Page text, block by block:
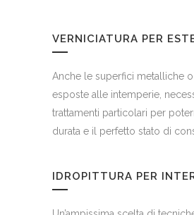
VERNICIATURA PER
Anche le superfici metalliche
esposte alle intemperie,
trattamenti particolari per
durata e il perfetto stato di
IDROPITTURA PER